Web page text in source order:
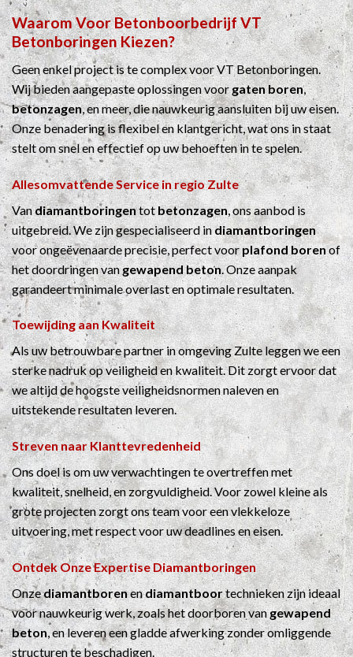
Waarom VoorBetonboorbedrijfVT
Betonboringen Kiezen?
Geen enkel project is te complex voor VT Betonboringen.
Wij bieden aangepaste oplossingen voorgaten boren,
betonzagen, en meer, die nauwkeurig aansluiten bij uw eisen.
Onze benadering is flexibel en klantgericht, wat ons in staat
stelt om snel en effectief op uw behoeften in te spelen.
Allesomvattende Service in regio Zulte
Vandiamantboringentotbetonzagen, ons aanbod is
uitgebreid. We zijn gespecialiseerd indiamantboringen
voor ongeëvenaarde precisie, perfect voorplafond borenof
het doordringen vangewapend beton. Onze aanpak
garandeert minimale overlast en optimale resultaten.
Toewijding aan Kwaliteit
Als uw betrouwbare partner in omgeving Zulte leggen we een
sterke nadruk op veiligheid en kwaliteit. Dit zorgt ervoor dat
we altijd de hoogste veiligheidsnormen naleven en
uitstekende resultaten leveren.
Streven naar Klanttevredenheid
Ons doel is om uw verwachtingen te overtreffen met
kwaliteit, snelheid, en zorgvuldigheid. Voor zowel kleine als
grote projecten zorgt ons team voor een vlekkeloze
uitvoering, met respect voor uw deadlines en eisen.
Ontdek Onze ExpertiseDiamantboringen
Onzediamantborenendiamantboortechnieken zijn ideaal
voor nauwkeurig werk, zoals het doorboren vangewapend
beton, en leveren een gladde afwerking zonder omliggende
structuren te beschadigen.